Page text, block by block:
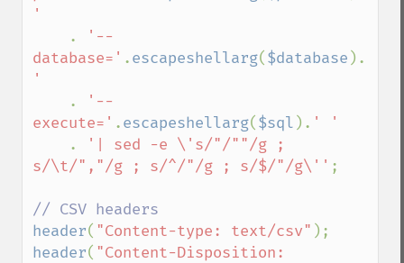
'
.
'--
database=' .escapeshellarg($database ).
'
.
'--
execute=' .escapeshellarg($sql ). ' '
.
'| sed -e \'s/"/""/g ;
s/\t/","/g ; s/^/"/g ; s/$/"/g\'' ;
header( "Content-type: text/csv"
header( "Content-Disposition: